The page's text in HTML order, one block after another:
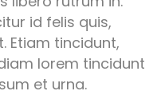
id felis quis,
Etiam tincidunt,
lorem tincidunt
et urna.